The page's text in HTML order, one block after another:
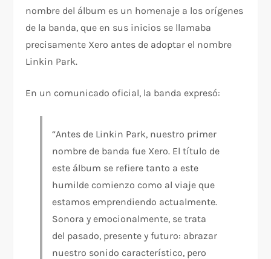
nombre del álbum es un homenaje a los orígenes
de la banda, que en sus inicios se llamaba
precisamente Xero antes de adoptar el nombre
Linkin Park.
En un comunicado oficial, la banda expresó:
“Antes de Linkin Park, nuestro primer
nombre de banda fue Xero. El título de
este álbum se refiere tanto a este
humilde comienzo como al viaje que
estamos emprendiendo actualmente.
Sonora y emocionalmente, se trata
del pasado, presente y futuro: abrazar
nuestro sonido característico, pero